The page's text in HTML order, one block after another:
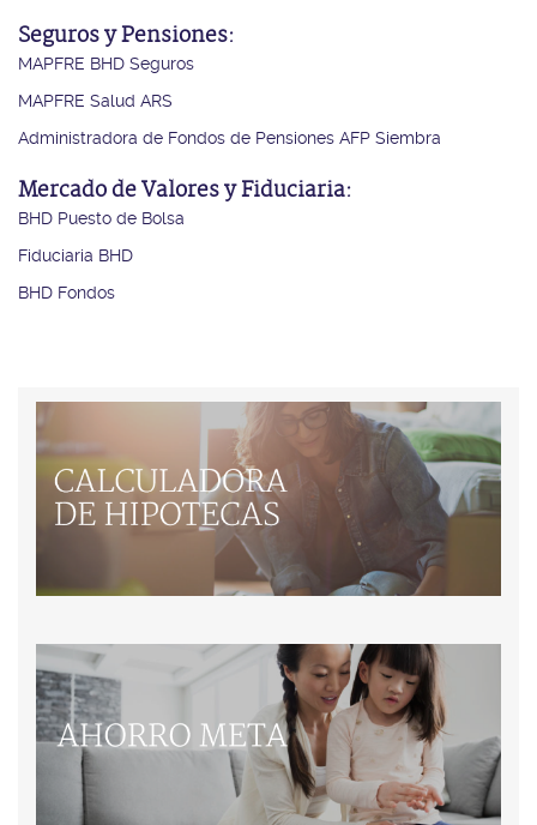
Seguros y Pensiones:
MAPFRE BHD Seguros
MAPFRE Salud ARS
Administradora de Fondos de Pensiones AFP Siembra
Mercado de Valores y Fiduciaria:
BHD Puesto de Bolsa
Fiduciaria BHD
BHD Fondos